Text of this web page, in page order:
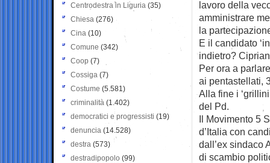
lavoro della
amministrare
la
E il candidato
indietro?
Per ora a
ai pentastellati,
Alla fine i
del Pd.
Il Movimento 5
d’Italia con
dall’ex sindaco
di scambio
Centrodestra in Liguria (35)
Chiesa (276)
Cina (10)
Comune (342)
Coop (7)
Cossiga (7)
Costume (5.581)
criminalità (1.402)
democratici e progressisti (19)
denuncia (14.528)
destra (573)
destradipopolo (99)